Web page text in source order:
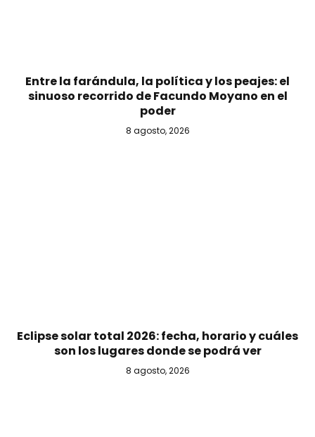
Entre la farándula, la política y los peajes: el
sinuoso recorrido de Facundo Moyano en el
poder
8 agosto, 2026
Eclipse solar total 2026: fecha, horario y cuáles
son los lugares donde se podrá ver
8 agosto, 2026